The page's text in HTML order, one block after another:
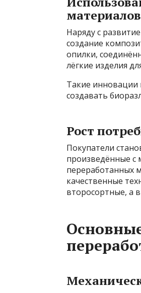
материалов
Наряду с
создание
опилки,
лёгкие изделия
Такие инновации
создавать
Рост
Покупатели
произведённые
переработанных
качественные
второсортные, а